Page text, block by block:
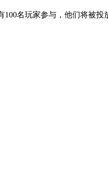
名玩家参与，他们将被投